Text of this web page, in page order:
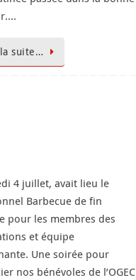
suite…
4 juillet, avait lieu le
Barbecue de fin
pour les membres des
et équipe
Une soirée pour
nos bénévoles de l’OGEC